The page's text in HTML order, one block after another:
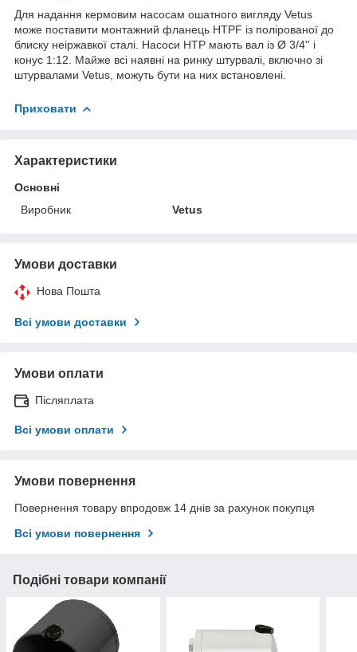
Для надання кермовим насосам ошатного вигляду Vetus
може поставити монтажний фланець HTPF із полірованої до
блиску неіржавкої сталі. Насоси HTP мають вал із Ø 3/4'' і
конус 1:12. Майже всі наявні на ринку штурвалі, включно зі
штурвалами Vetus, можуть бути на них встановлені.
Приховати
Характеристики
Основні
Виробник
Vetus
Умови доставки
Нова Пошта
Всі умови доставки
Умови оплати
Післяплата
Всі умови оплати
Умови повернення
Повернення товару впродовж 14 днів за рахунок покупця
Всі умови повернення
Подібні товари компанії